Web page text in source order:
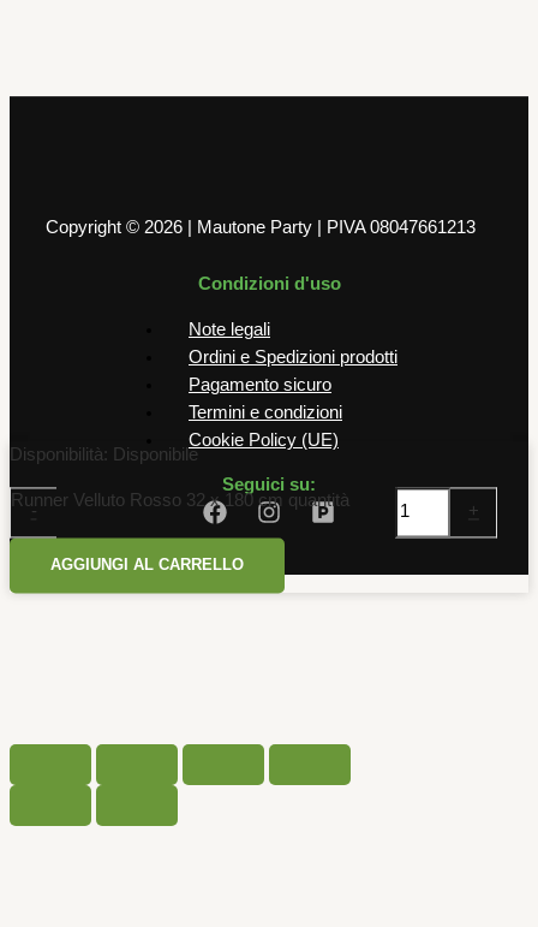
Copyright © 2026 | Mautone Party | PIVA 08047661213
Condizioni d'uso
Note legali
Ordini e Spedizioni prodotti
Pagamento sicuro
Termini e condizioni
Cookie Policy (UE)
Seguici su:
Disponibilità: Disponibile
-
Runner Velluto Rosso 32 x 180 cm quantità
+
AGGIUNGI AL CARRELLO